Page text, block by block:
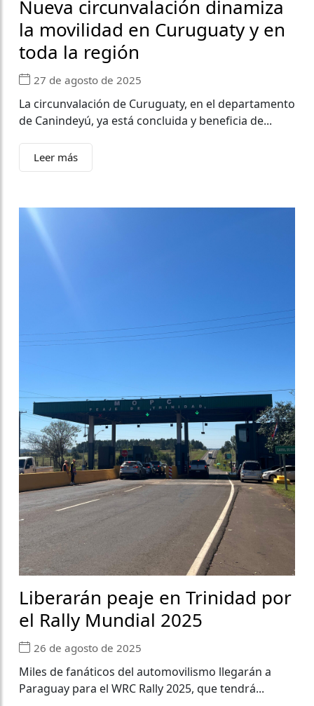
Nueva circunvalación dinamiza
la movilidad en Curuguaty y en
toda la región
27 de agosto de 2025
La circunvalación de Curuguaty, en el departamento
de Canindeyú, ya está concluida y beneficia de...
Leer más
Liberarán peaje en Trinidad por
el Rally Mundial 2025
26 de agosto de 2025
Miles de fanáticos del automovilismo llegarán a
Paraguay para el WRC Rally 2025, que tendrá...